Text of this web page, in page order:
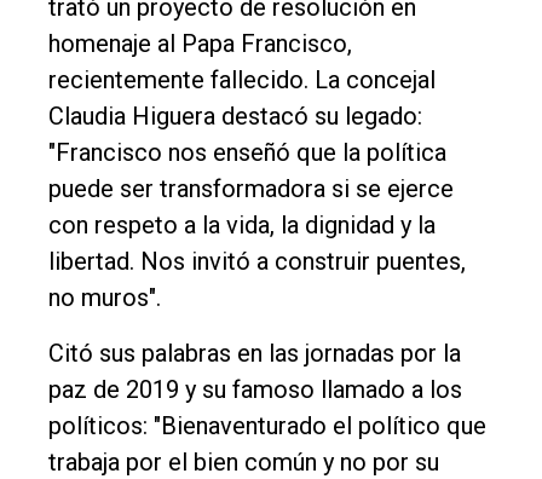
trató un proyecto de resolución en
homenaje al Papa Francisco,
recientemente fallecido. La concejal
Claudia Higuera destacó su legado:
"Francisco nos enseñó que la política
puede ser transformadora si se ejerce
con respeto a la vida, la dignidad y la
libertad. Nos invitó a construir puentes,
no muros".
Citó sus palabras en las jornadas por la
paz de 2019 y su famoso llamado a los
políticos: "Bienaventurado el político que
trabaja por el bien común y no por su